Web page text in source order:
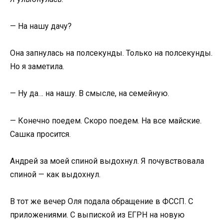
— На нашу дачу?
Она запнулась на полсекунды. Только на полсекунды.
Но я заметила.
— Ну да… на нашу. В смысле, на семейную.
— Конечно поедем. Скоро поедем. На все майские.
Сашка просится.
Андрей за моей спиной выдохнул. Я почувствовала
спиной — как выдохнул.
В тот же вечер Оля подала обращение в ФССП. С
приложениями. С выпиской из ЕГРН на новую